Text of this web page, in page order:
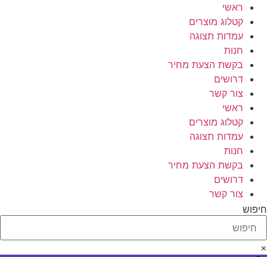
לתוכן
ראשי
קטלוג מוצרים
עמדות תצוגה
חנות
בקשת הצעת מחיר
דרושים
צור קשר
ראשי
קטלוג מוצרים
עמדות תצוגה
חנות
בקשת הצעת מחיר
דרושים
צור קשר
חיפוש
×